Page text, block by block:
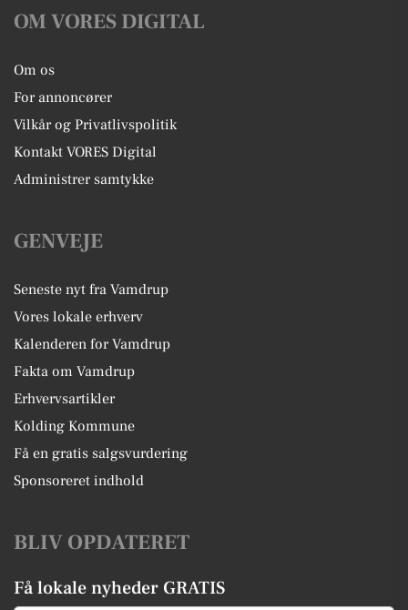
OM VORES DIGITAL
Om os
For annoncører
Vilkår og Privatlivspolitik
Kontakt VORES Digital
Administrer samtykke
GENVEJE
Seneste nyt fra Vamdrup
Vores lokale erhverv
Kalenderen for Vamdrup
Fakta om Vamdrup
Erhvervsartikler
Kolding Kommune
Få en gratis salgsvurdering
Sponsoreret indhold
BLIV OPDATERET
Få lokale nyheder GRATIS